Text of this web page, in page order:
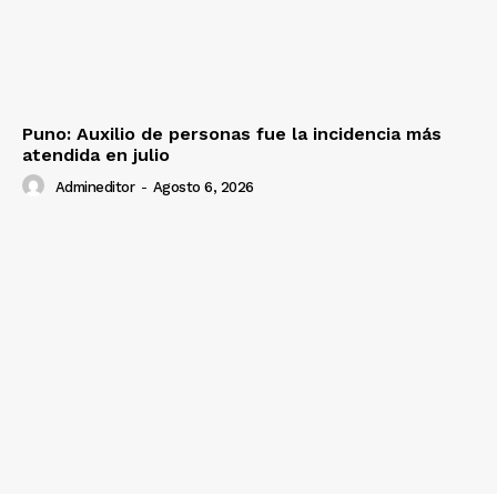
Puno: Auxilio de personas fue la incidencia más
atendida en julio
Admineditor - Agosto 6, 2026